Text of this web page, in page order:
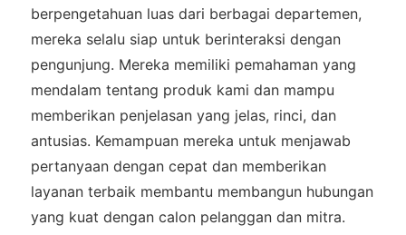
berpengetahuan luas dari berbagai departemen,
mereka selalu siap untuk berinteraksi dengan
pengunjung. Mereka memiliki pemahaman yang
mendalam tentang produk kami dan mampu
memberikan penjelasan yang jelas, rinci, dan
antusias. Kemampuan mereka untuk menjawab
pertanyaan dengan cepat dan memberikan
layanan terbaik membantu membangun hubungan
yang kuat dengan calon pelanggan dan mitra.